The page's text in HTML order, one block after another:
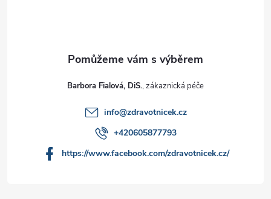
Barbora Fialová, DiS.
info@zdravotnicek.cz
+420605877793
https://www.facebook.com/zdravotnicek.cz/